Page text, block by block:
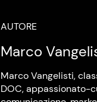
AUTORE
Marco
Marco Vangelisti,
DOC, appassionato-